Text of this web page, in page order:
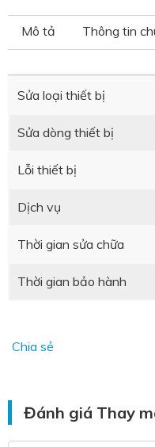
Mô tả Thông tin
Sửa loại thiết bị
Sửa dòng thiết bị
Lỗi thiết bị
Dịch vụ
Thời gian sửa chữa
Thời gian bảo hành
Chia sẻ
Đánh giá Thay